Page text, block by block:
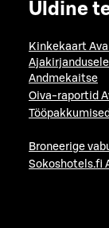
Üldine
Kinkekaart
Ajakirjandusele
Andmekaitse
Oiva-raportid
Tööpakkumised
Broneerige
Sokoshotels.fi